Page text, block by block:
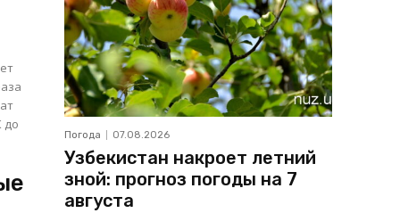
до
Погода 07.08.2026
Узбекистан накроет летний
зной: прогноз погоды на 7
августа